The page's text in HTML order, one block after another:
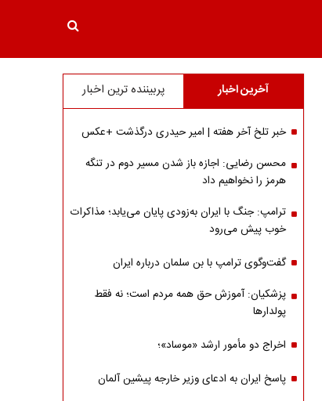
آخرین اخبار پربیننده ترین اخبار
خبر تلخ آخر هفته | امیر حیدری درگذشت +عکس
محسن رضایی: اجازه باز شدن مسیر دوم در تنگه
هرمز را نخواهیم داد
ترامپ: جنگ با ایران به‌زودی پایان می‌یابد؛ مذاکرات
خوب پیش می‌رود
گفت‌وگوی ترامپ با بن سلمان درباره ایران
پزشکیان: آموزش حق همه مردم است؛ نه فقط
پولدارها
اخراج دو مأمور ارشد «موساد»؛
پاسخ ایران به ادعای وزیر خارجه پیشین آلمان